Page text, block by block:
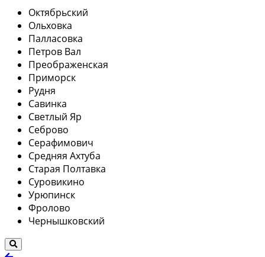
Октябрьский
Ольховка
Палласовка
Петров Вал
Преображенская
Приморск
Рудня
Савинка
Светлый Яр
Себрово
Серафимович
Средняя Ахтуба
Старая Полтавка
Суровикино
Урюпинск
Фролово
Чернышковский